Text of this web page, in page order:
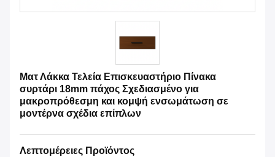
Ματ Λάκκα Τελεία Επισκευαστήριο Πίνακα
συρτάρι 18mm πάχος Σχεδιασμένο για
μακροπρόθεσμη και κομψή ενσωμάτωση σε
μοντέρνα σχέδια επίπλων
Λεπτομέρειες Προϊόντος